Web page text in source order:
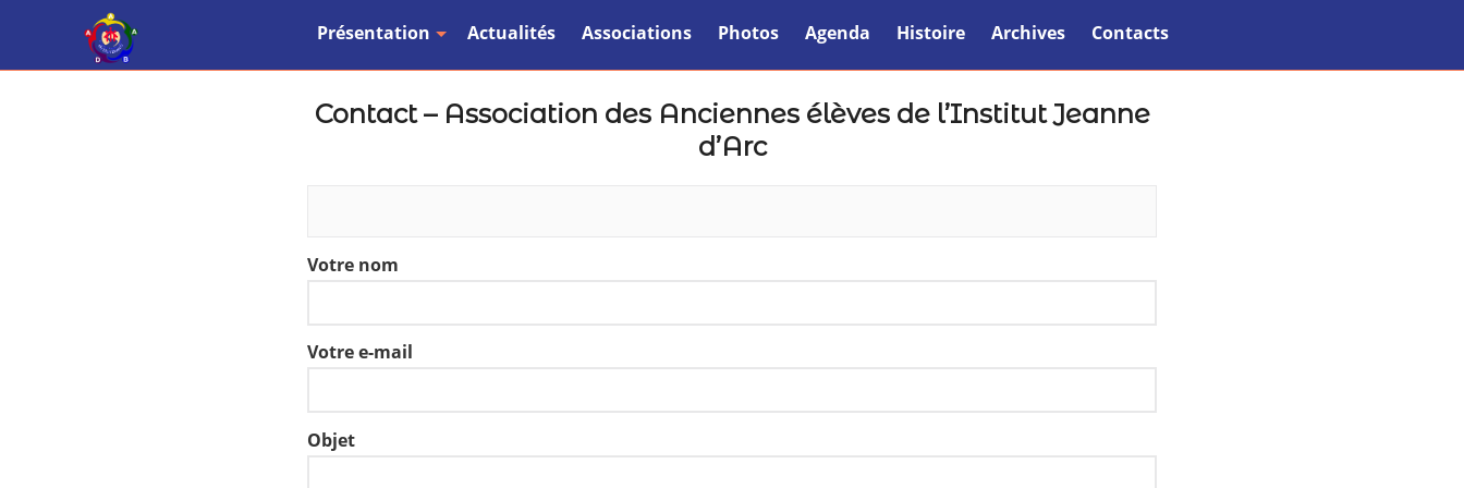
Présentation Actualités Associations Photos Agenda Histoire Archives Contacts
Contact – Association des Anciennes élèves de l’Institut Jeanne
d’Arc
Votre nom
Votre e-mail
Objet